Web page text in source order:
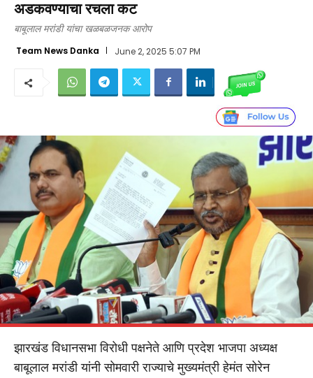
अडकवण्याचा रचला कट
बाबूलाल मरांडी यांचा खळबळजनक आरोप
Team News Danka June 2, 2025 5:07 PM
झारखंड विधानसभा विरोधी पक्षनेते आणि प्रदेश भाजपा अध्यक्ष
बाबूलाल मरांडी यांनी सोमवारी राज्याचे मुख्यमंत्री हेमंत सोरेन